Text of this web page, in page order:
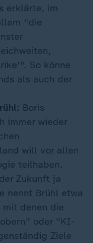
erklärte, im
"die
So könne
als auch der
Boris
immer wieder
will vor allen
teilhaben.
Zukunft ja
nennt Brühl etwa
mit denen die
oder "KI-
Ziele